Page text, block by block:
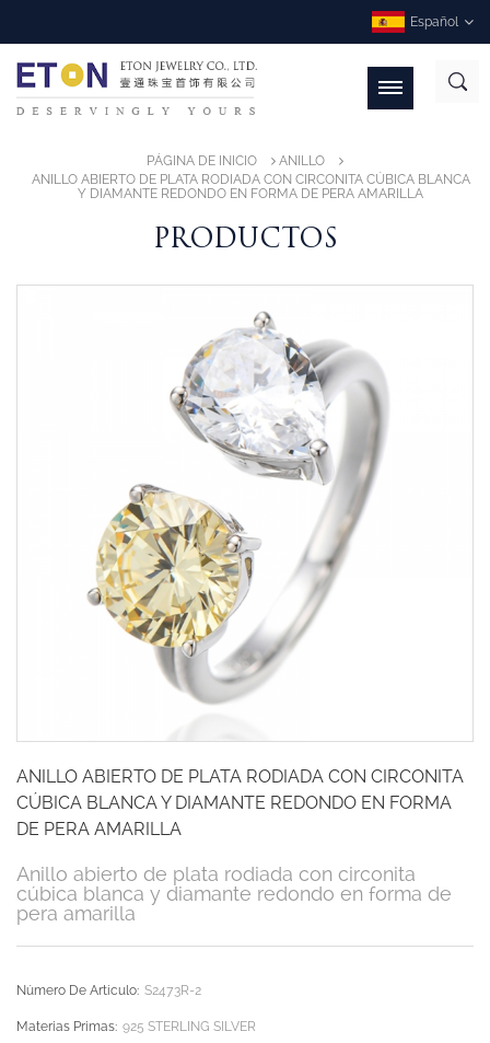
Español
PÁGINA DE INICIO
ANILLO
ANILLO ABIERTO DE PLATA RODIADA CON CIRCONITA CÚBICA BLANCA
Y DIAMANTE REDONDO EN FORMA DE PERA AMARILLA
PRODUCTOS
ANILLO ABIERTO DE PLATA RODIADA CON CIRCONITA
CÚBICA BLANCA Y DIAMANTE REDONDO EN FORMA
DE PERA AMARILLA
Anillo abierto de plata rodiada con circonita
cúbica blanca y diamante redondo en forma de
pera amarilla
Número De Artículo: S2473R-2
Materias Primas: 925 STERLING SILVER